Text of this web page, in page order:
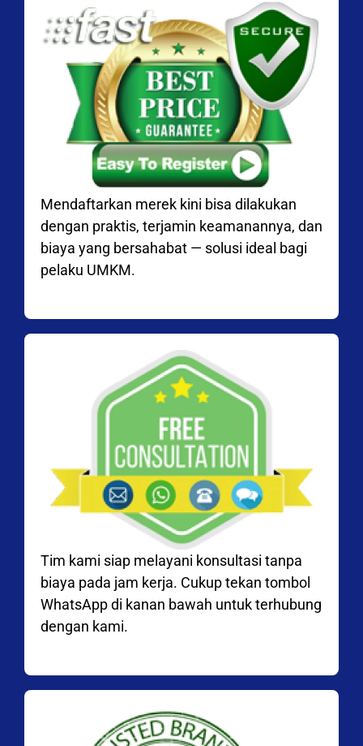
Mendaftarkan merek kini bisa dilakukan
dengan praktis, terjamin keamanannya, dan
biaya yang bersahabat — solusi ideal bagi
pelaku UMKM.
Tim kami siap melayani konsultasi tanpa
biaya pada jam kerja. Cukup tekan tombol
WhatsApp di kanan bawah untuk terhubung
dengan kami.